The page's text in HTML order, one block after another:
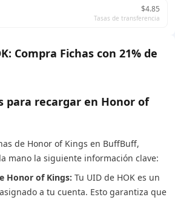
$4.85
Tasas de transferencia
Compra Fichas con 21% de
para recargar en Honor of
de Honor of Kings en BuffBuff,
mano la siguiente información clave:
Honor of Kings: Tu UID de HOK es un
a tu cuenta. Esto garantiza que